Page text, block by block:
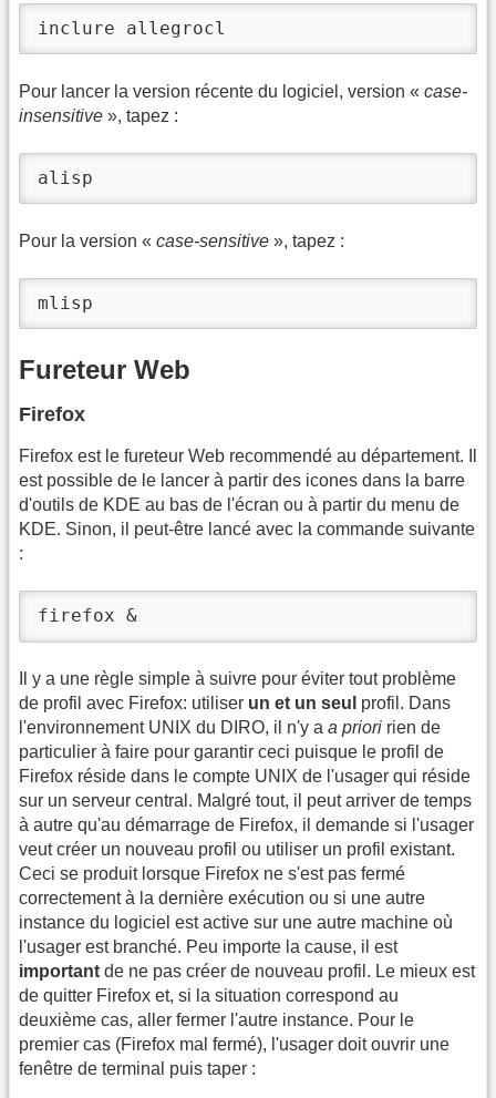
inclure allegrocl
Pour lancer la version récente du logiciel, version « case-
insensitive », tapez :
alisp
Pour la version « case-sensitive », tapez :
mlisp
Fureteur Web
Firefox
Firefox est le fureteur Web recommendé au département. Il
est possible de le lancer à partir des icones dans la barre
d'outils de KDE au bas de l'écran ou à partir du menu de
KDE. Sinon, il peut-être lancé avec la commande suivante
:
firefox &
Il y a une règle simple à suivre pour éviter tout problème
de profil avec Firefox: utiliser un et un seul profil. Dans
l'environnement UNIX du DIRO, il n'y a a priori rien de
particulier à faire pour garantir ceci puisque le profil de
Firefox réside dans le compte UNIX de l'usager qui réside
sur un serveur central. Malgré tout, il peut arriver de temps
à autre qu'au démarrage de Firefox, il demande si l'usager
veut créer un nouveau profil ou utiliser un profil existant.
Ceci se produit lorsque Firefox ne s'est pas fermé
correctement à la dernière exécution ou si une autre
instance du logiciel est active sur une autre machine où
l'usager est branché. Peu importe la cause, il est
important de ne pas créer de nouveau profil. Le mieux est
de quitter Firefox et, si la situation correspond au
deuxième cas, aller fermer l'autre instance. Pour le
premier cas (Firefox mal fermé), l'usager doit ouvrir une
fenêtre de terminal puis taper :